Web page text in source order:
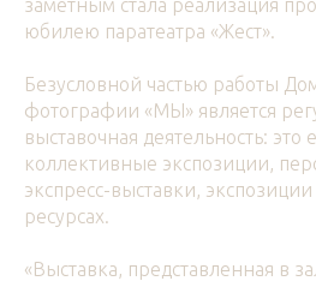
заметным стала реализация
юбилею паратеатра «Жест».
Безусловной частью работы
фотографии «МЫ» является
выставочная деятельность:
коллективные экспозиции,
экспресс-выставки,
ресурсах.
«Выставка, представленная в